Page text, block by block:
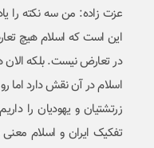
عزت زاده: من سه نکته را
این است که اسلام هیچ
در تعارض نیست. بلکه
اسلام در آن نقش دارد اما
زرتشتیان و یهودیان را
تفکیک ایران و اسلام